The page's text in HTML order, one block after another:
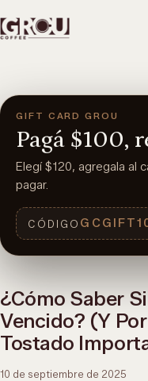
GIFT CARD GROU
Pagá $100,
Elegí $120, agregala al
pagar.
CÓDIGO
¿Cómo Saber
Vencido? (Y
Tostado
10 de septiembre de 2025